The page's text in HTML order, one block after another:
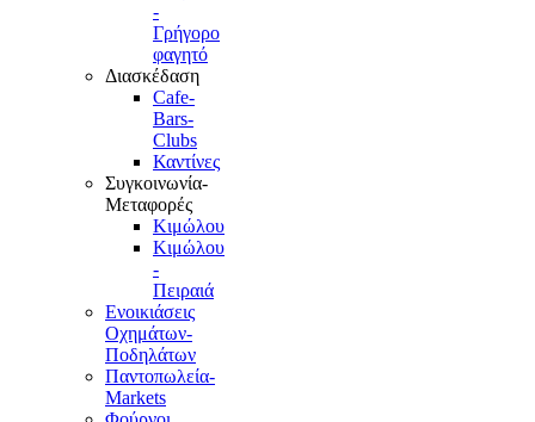
-
Γρήγορο
φαγητό
Διασκέδαση
Cafe-
Bars-
Clubs
Καντίνες
Συγκοινωνία-
Μεταφορές
Κιμώλου
Κιμώλου
-
Πειραιά
Ενοικιάσεις
Οχημάτων-
Ποδηλάτων
Παντοπωλεία-
Markets